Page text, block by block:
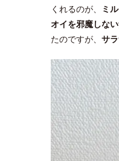
くれるのが、
ミ
オイを邪魔しな
たのですが、 サ